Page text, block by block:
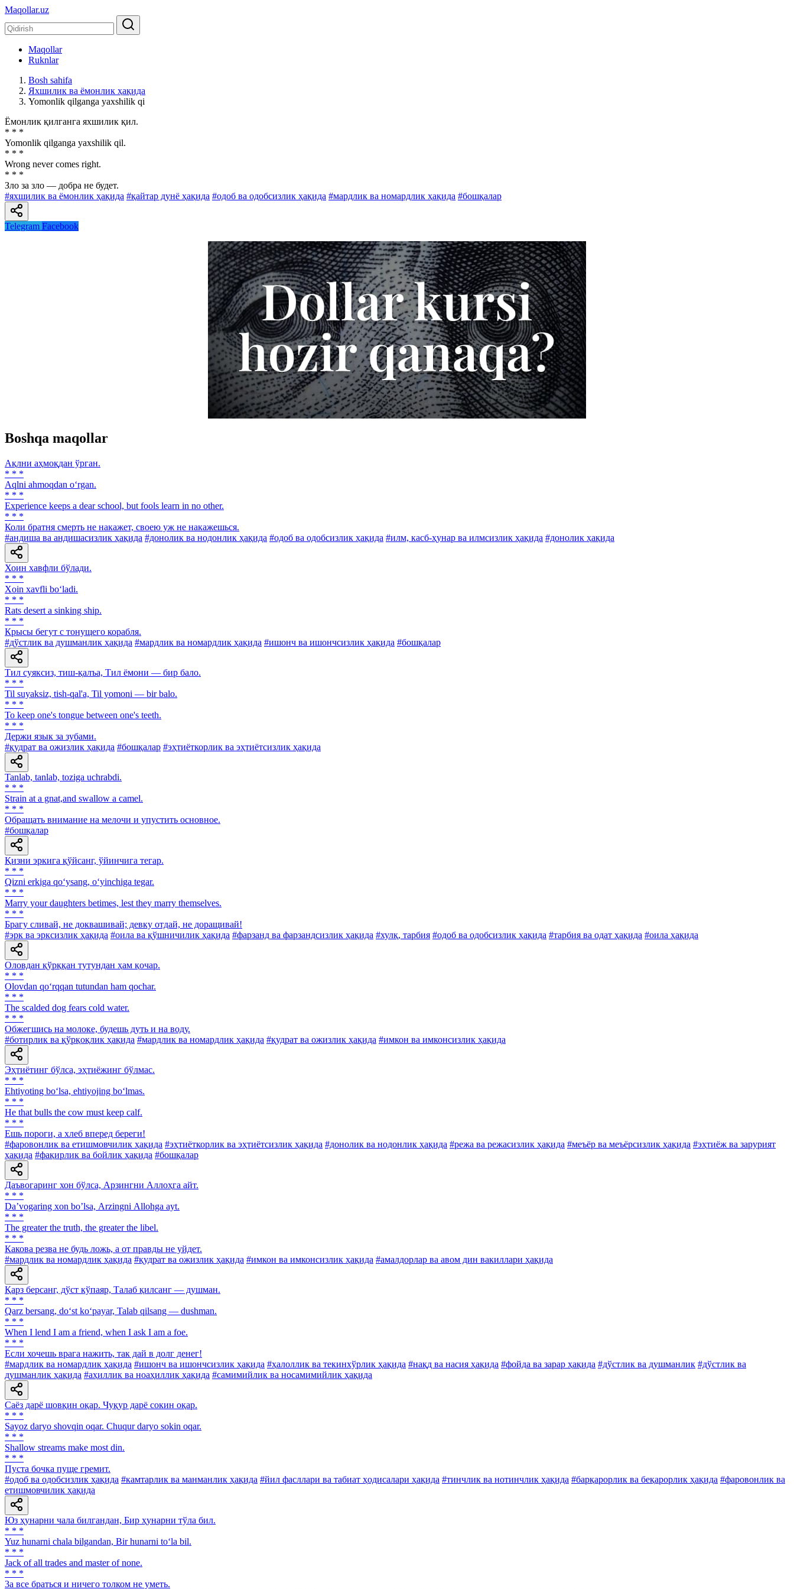
Maqollar.uz
Maqollar
Ruknlar
Bosh sahifa
Яхшилик ва ёмонлик ҳақида
Yomonlik qilganga yaxshilik qi
Ёмонлик қилганга яхшилик қил.
* * *
Yomonlik qilganga yaxshilik qil.
* * *
Wrong never comes right.
* * *
Зло за зло — добра не будет.
#яхшилик ва ёмонлик ҳақида #қайтар дунё ҳақида #одоб ва одобсизлик ҳақида #мардлик ва номардлик ҳақида #бошқалар
Telegram Facebook
Boshqa maqollar
Ақлни аҳмоқдан ўрган.
* * *
Aqlni ahmoqdan o‘rgan.
* * *
Experience keeps a dear school, but fools learn in no other.
* * *
Коли братня смерть не накажет, своею уж не накажешься.
#андиша ва андишасизлик ҳақида #донолик ва нодонлик ҳақида #одоб ва одобсизлик ҳақида #илм, касб-ҳунар ва илмсизлик ҳақида #донолик ҳақида
Хоин хавфли бўлади.
* * *
Xoin xavfli bo‘ladi.
* * *
Rats desert a sinking ship.
* * *
Крысы бегут с тонущего корабля.
#дўстлик ва душманлик ҳақида #мардлик ва номардлик ҳақида #ишонч ва ишончсизлик ҳақида #бошқалар
Тил суяксиз, тиш-қалъа, Тил ёмони — бир бало.
* * *
Til suyaksiz, tish-qal'a, Til yomoni — bir balo.
* * *
To keep one's tongue between one's teeth.
* * *
Держи язык за зубами.
#қудрат ва ожизлик ҳақида #бошқалар #эҳтиёткорлик ва эҳтиётсизлик ҳақида
Tanlab, tanlab, toziga uchrabdi.
* * *
Strain at а gnat,and swallow a camel.
* * *
Обращать внимание на мелочи и упустить основное.
#бошқалар
Қизни эркига қўйсанг, ўйинчига тегар.
* * *
Qizni erkiga qo‘ysang, o‘yinchiga tegar.
* * *
Marry your daughters betimes, lest they marry themselves.
* * *
Брагу сливай, не доквашивай; девку отдай, не доращивай!
#эрк ва эрксизлик ҳақида #оила ва қўшничилик ҳақида #фарзанд ва фарзандсизлик ҳақида #хулқ, тарбия #одоб ва одобсизлик ҳақида #тарбия ва одат ҳақида #оила ҳақида
Оловдан қўрққан тутундан ҳам қочар.
* * *
Olovdan qo‘rqqan tutundan ham qochar.
* * *
The scalded dog fears cold water.
* * *
Обжегшись на молоке, будешь дуть и на воду.
#ботирлик ва қўрқоқлик ҳақида #мардлик ва номардлик ҳақида #қудрат ва ожизлик ҳақида #имкон ва имконсизлик ҳақида
Эҳтиётинг бўлса, эҳтиёжинг бўлмас.
* * *
Ehtiyoting bo‘lsa, ehtiyojing bo‘lmas.
* * *
He that bulls the cow must keep calf.
* * *
Ешь пороги, а хлеб вперед береги!
#фаровонлик ва етишмовчилик ҳақида #эҳтиёткорлик ва эҳтиётсизлик ҳақида #донолик ва нодонлик ҳақида #режа ва режасизлик ҳақида #меъёр ва меъёрсизлик ҳақида #эҳтиёж ва зарурият
ҳақида #фақирлик ва бойлик ҳақида #бошқалар
Даъвогаринг хон бўлса, Арзингни Аллоҳга айт.
* * *
Daʼvogaring xon boʼlsa, Аrzingni Аllohga ayt.
* * *
The greater the truth, the greater the libel.
* * *
Какова резва не будь ложь, а от правды не уйдет.
#мардлик ва номардлик ҳақида #қудрат ва ожизлик ҳақида #имкон ва имконсизлик ҳақида #амалдорлар ва авом дин вакиллари ҳақида
Қарз берсанг, дўст кўпаяр, Талаб қилсанг — душман.
* * *
Qarz bersang, do‘st ko‘payar, Talab qilsang — dushman.
* * *
When I lend I am a friend, when I ask I am a foe.
* * *
Если хочешь врага нажить, так дай в долг денег!
#мардлик ва номардлик ҳақида #ишонч ва ишончсизлик ҳақида #ҳалоллик ва текинхўрлик ҳақида #нақд ва насия ҳақида #фойда ва зарар ҳақида #дўстлик ва душманлик #дўстлик ва
душманлик ҳақида #аҳиллик ва ноаҳиллик ҳақида #самимийлик ва носамимийлик ҳақида
Саёз дарё шовқин оқар. Чуқур дарё сокин оқар.
* * *
Sayoz daryo shovqin oqar. Chuqur daryo sokin oqar.
* * *
Shallow streams make most din.
* * *
Пуста бочка пуще гремит.
#одоб ва одобсизлик ҳақида #камтарлик ва манманлик ҳақида #йил фасллари ва табиат ҳодисалари ҳақида #тинчлик ва нотинчлик ҳақида #барқарорлик ва беқарорлик ҳақида #фаровонлик ва
етишмовчилик ҳақида
Юз ҳунарни чала билгандан, Бир ҳунарни тўла бил.
* * *
Yuz hunarni chala bilgandan, Bir hunarni to‘la bil.
* * *
Jack of all trades and master of none.
* * *
3a все браться и ничего толком не уметь.